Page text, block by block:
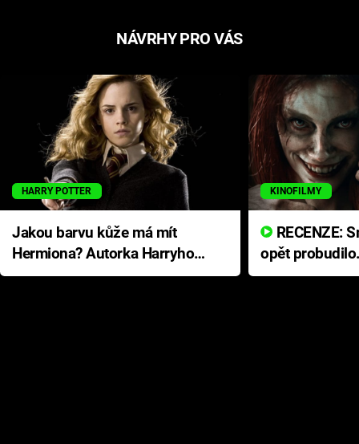
NÁVRHY PRO VÁS
HARRY POTTER
Jakou barvu kůže má mít
Hermiona? Autorka Harryho
Pottera přišla s ráznou
KINOFILMY
opět
přichází s